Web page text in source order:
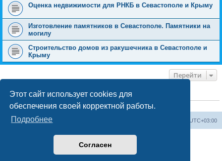
Этот сайт использует cookies для
обеспечения своей корректной работы.
Подробнее
Согласен
Оценка недвижимости для РНКБ в Севастополе и Крыму
Изготовление памятников в Севастополе. Памятники на
могилу
Строительство домов из ракушечника в Севастополе и
Крыму
Перейти
КТО СЕЙЧАС НА КОНФЕРЕНЦИИ
Сейчас этот форум просматривают:ClaudeBot [ИИ бот]и 0 гостей
Форум «Весь Крым» UTC+03:00
Создано на основе phpBB® Forum Software © phpBB Limited
Конфиденциальность